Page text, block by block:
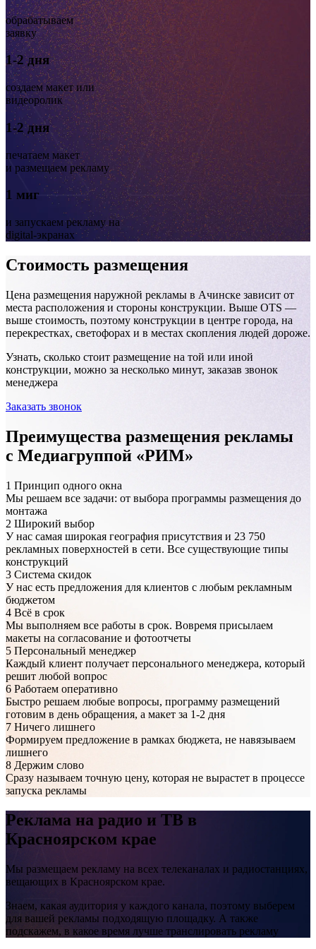
Ачинск, Лапенкова, 15м на север от дома №44, Юго-
Восточный р-н (ситиборд 4,0х3,0)
Ачинск, Кравченко, 51 (ситиборд 4,0х3,0)
Ачинск, Кравченко, 51 (ситиборд 4,0х3,0)
Ачинск, Гагарина, напротив здания №24
обрабатываем
заявку
1-2 дня
создаем макет или
видеоролик
1-2 дня
печатаем макет
и размещаем рекламу
1 миг
и запускаем рекламу на
digital-экранах
Стоимость размещения
Цена размещения наружной рекламы в Ачинске зависит от
места расположения и стороны конструкции. Выше OTS —
выше стоимость, поэтому конструкции в центре города, на
перекрестках, светофорах и в местах скопления людей дороже.
Узнать, сколько стоит размещение на той или иной
конструкции, можно за несколько минут, заказав звонок
менеджера
Заказать звонок
Преимущества размещения рекламы
с Медиагруппой «РИМ»
1 Принцип одного окна
Мы решаем все задачи: от выбора программы размещения до
монтажа
2 Широкий выбор
У нас самая широкая география присутствия и 23 750
рекламных поверхностей в сети. Все существующие типы
конструкций
3 Система скидок
У нас есть предложения для клиентов с любым рекламным
бюджетом
4 Всё в срок
Мы выполняем все работы в срок. Вовремя присылаем
макеты на согласование и фотоотчеты
5 Персональный менеджер
Каждый клиент получает персонального менеджера, который
решит любой вопрос
6 Работаем оперативно
Быстро решаем любые вопросы, программу размещений
готовим в день обращения, а макет за 1-2 дня
7 Ничего лишнего
Формируем предложение в рамках бюджета, не навязываем
лишнего
8 Держим слово
Сразу называем точную цену, которая не вырастет в процессе
запуска рекламы
Реклама на радио и ТВ в
Красноярском крае
Мы размещаем рекламу на всех телеканалах и радиостанциях,
вещающих в Красноярском крае.
Знаем, какая аудитория у каждого канала, поэтому выберем
для вашей рекламы подходящую площадку. А также
подскажем, в какое время лучше транслировать рекламу